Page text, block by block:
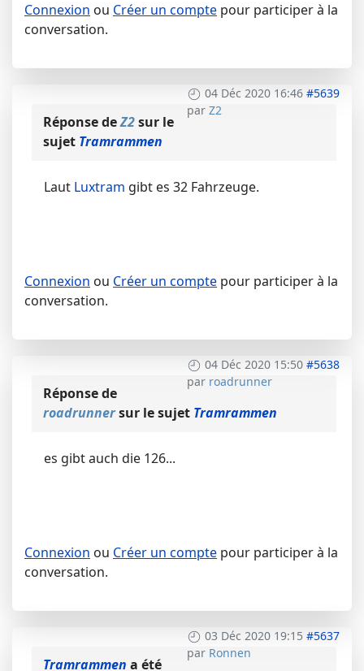
Connexion ou Créer un compte pour participer à la
conversation.
04 Déc 2020 16:46 #5639
par Z2
Réponse deZ2sur le
sujet Tramrammen
Laut Luxtram gibt es 32 Fahrzeuge.
Connexion ou Créer un compte pour participer à la
conversation.
04 Déc 2020 15:50 #5638
par roadrunner
Réponse de
roadrunnersur le sujet Tramrammen
es gibt auch die 126...
Connexion ou Créer un compte pour participer à la
conversation.
03 Déc 2020 19:15 #5637
par Ronnen
Tramrammen a été